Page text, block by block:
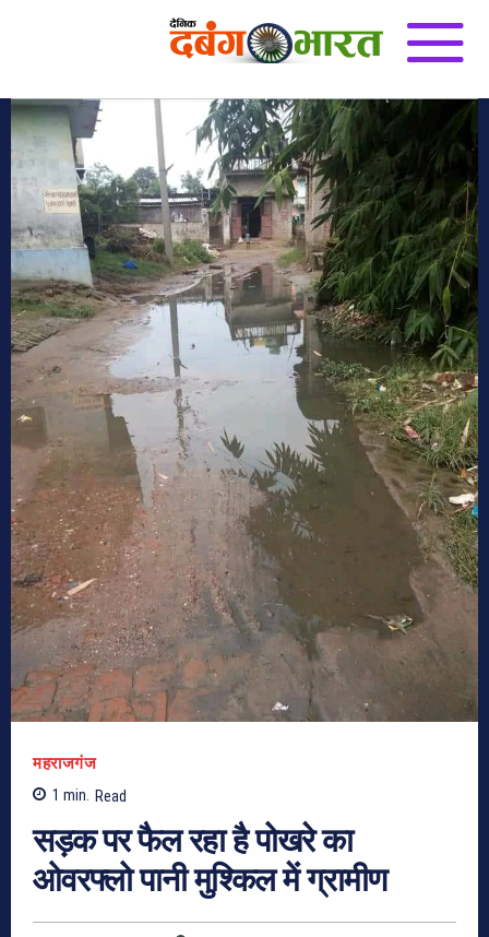
महराजगंज
1 min. Read
सड़क पर फैल रहा है पोखरे का
ओवरफ्लो पानी मुश्किल में ग्रामीण